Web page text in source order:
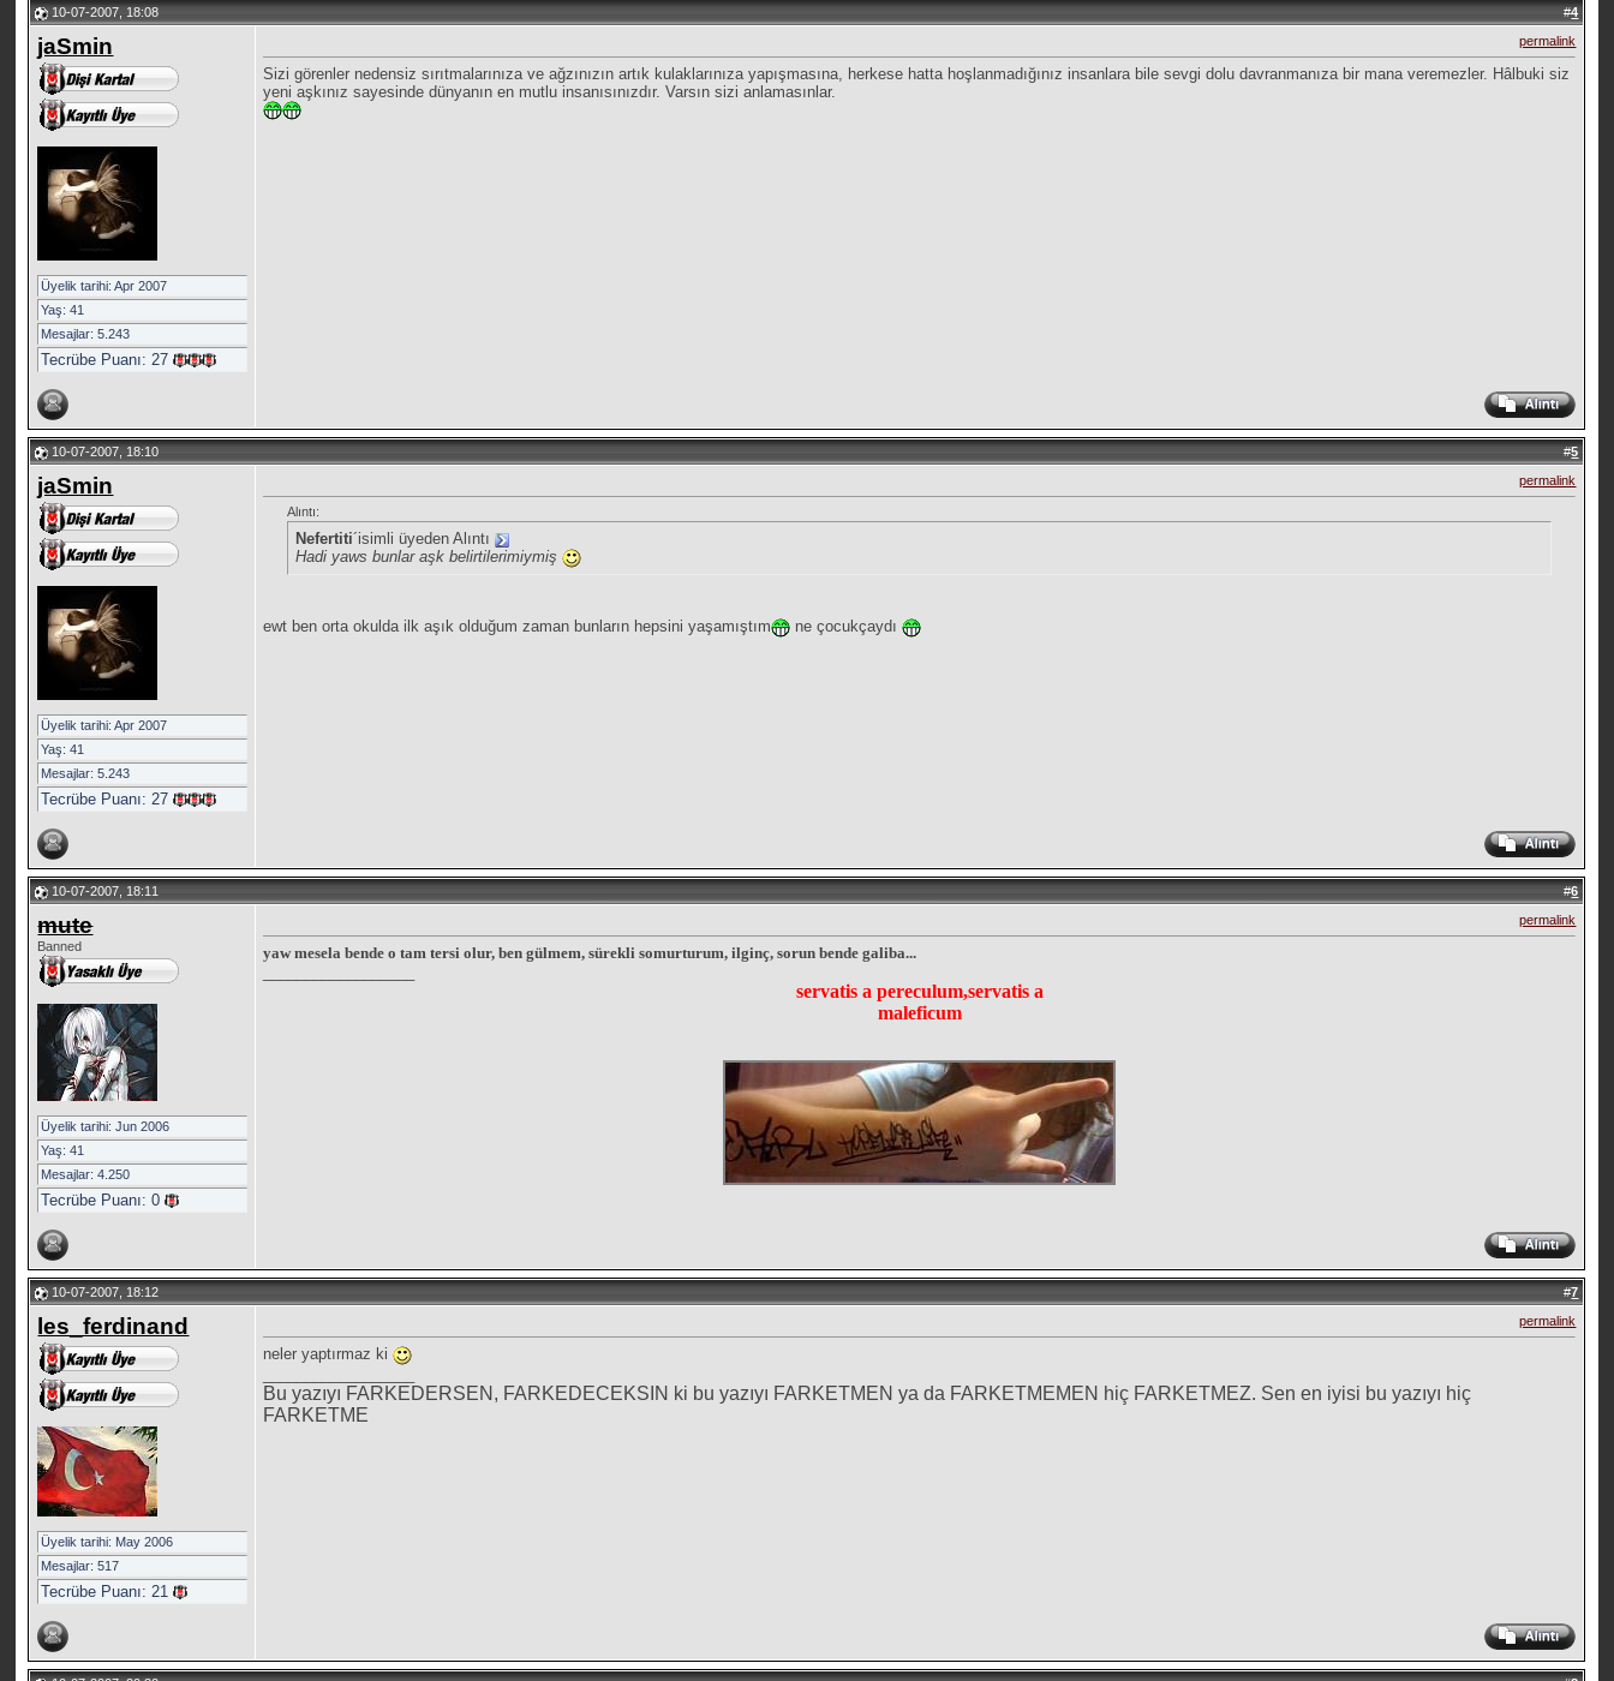
10-07-2007, 18:08 #4
jaSmin
Üyelik tarihi: Apr 2007
Yaş: 41
Mesajlar: 5.243
Tecrübe Puanı:27
permalink
Sizi görenler nedensiz sırıtmalarınıza ve ağzınızın artık kulaklarınıza yapışmasına, herkese hatta hoşlanmadığınız insanlara bile sevgi dolu davranmanıza bir mana veremezler. Hâlbuki siz
yeni aşkınız sayesinde dünyanın en mutlu insanısınızdır. Varsın sizi anlamasınlar.
10-07-2007, 18:10 #5
jaSmin
Üyelik tarihi: Apr 2007
Yaş: 41
Mesajlar: 5.243
Tecrübe Puanı:27
permalink
Alıntı:
Nefertiti´isimli üyeden Alıntı
Hadi yaws bunlar aşk belirtilerimiymiş
ewt ben orta okulda ilk aşık olduğum zaman bunların hepsini yaşamıştım ne çocukçaydı
10-07-2007, 18:11 #6
mute
Banned
Üyelik tarihi: Jun 2006
Yaş: 41
Mesajlar: 4.250
Tecrübe Puanı:0
permalink
yaw mesela bende o tam tersi olur, ben gülmem, sürekli somurturum, ilginç, sorun bende galiba...
servatis a pereculum,servatis a
maleficum
10-07-2007, 18:12 #7
les_ferdinand
Üyelik tarihi: May 2006
Mesajlar: 517
Tecrübe Puanı:21
permalink
neler yaptırmaz ki
Bu yazıyı FARKEDERSEN, FARKEDECEKSIN ki bu yazıyı FARKETMEN ya da FARKETMEMEN hiç FARKETMEZ. Sen en iyisi bu yazıyı hiç
FARKETME